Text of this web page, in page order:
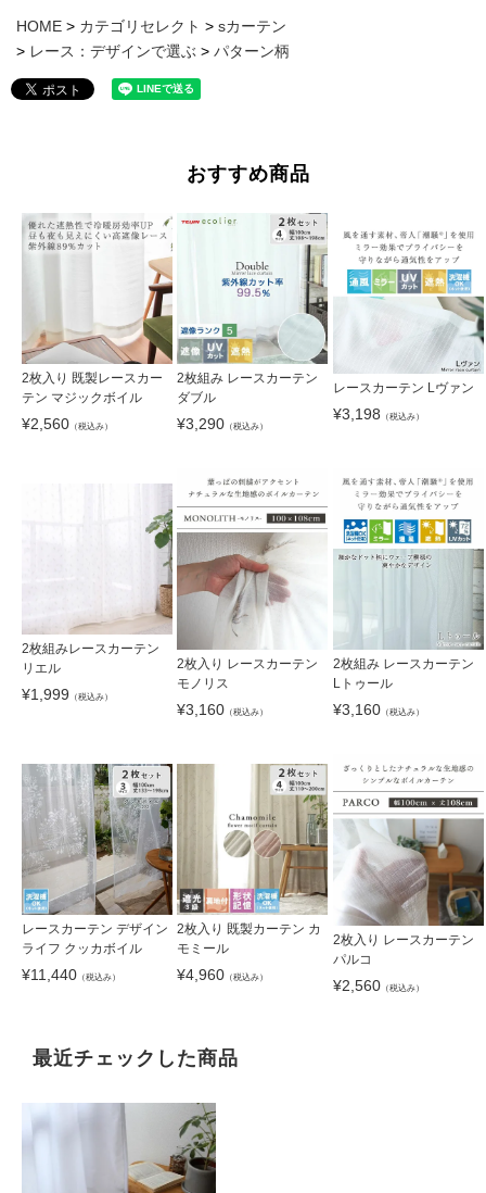
HOME カテゴリセレクト
sカーテン
レース：デザインで選ぶ
パターン柄
おすすめ商品
2枚入り 既製レースカー
テン マジックボイル
¥2,560 （税込み）
2枚組み レースカーテン
ダブル
¥3,290 （税込み）
レースカーテン Lヴァン
¥3,198 （税込み）
2枚組みレースカーテン
リエル
¥1,999 （税込み）
2枚入り レースカーテン
モノリス
¥3,160 （税込み）
2枚組み レースカーテン
Lトゥール
¥3,160（税込み）
レースカーテン デザイン
ライフ クッカボイル
¥11,440 （税込み）
2枚入り 既製カーテン カ
モミール
¥4,960 （税込み）
2枚入り レースカーテン
パルコ
¥2,560（税込み）
最近チェックした商品